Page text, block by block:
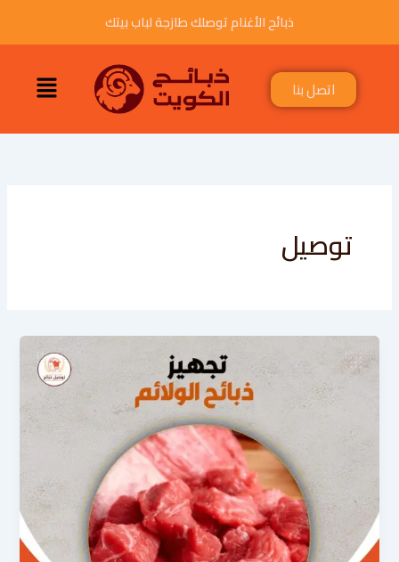
المحتوى
ذبائح الأغنام توصلك طازجة لباب بيتك
اتصل بنا القائمة
توصيل